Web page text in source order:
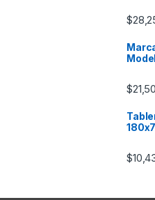
$
$
$